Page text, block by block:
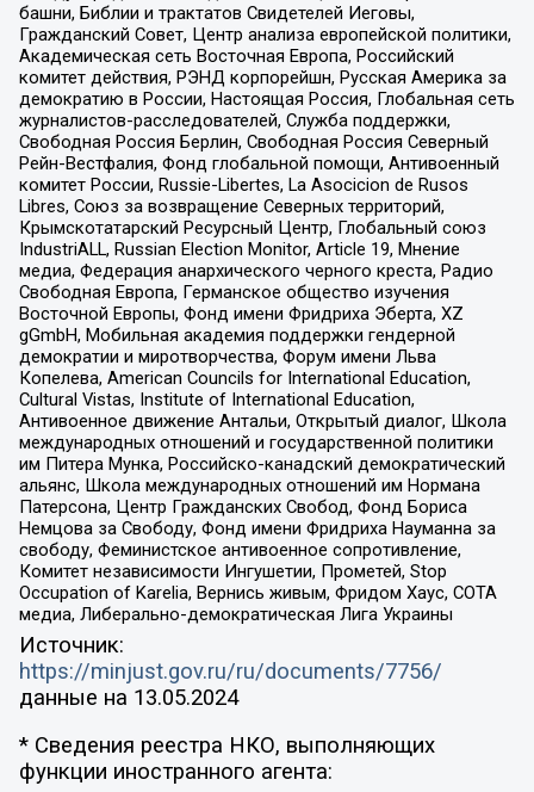
башни, Библии и трактатов Свидетелей Иеговы,
Гражданский Совет, Центр анализа европейской политики,
Академическая сеть Восточная Европа, Российский
комитет действия, РЭНД корпорейшн, Русская Америка за
демократию в России, Настоящая Россия, Глобальная сеть
журналистов-расследователей, Служба поддержки,
Свободная Россия Берлин, Свободная Россия Северный
Рейн-Вестфалия, Фонд глобальной помощи, Антивоенный
комитет России, Russie-Libertes, La Asocicion de Rusos
Libres, Союз за возвращение Северных территорий,
Крымскотатарский Ресурсный Центр, Глобальный союз
IndustriALL, Russian Election Monitor, Article 19, Мнение
медиа, Федерация анархического черного креста, Радио
Свободная Европа, Германское общество изучения
Восточной Европы, Фонд имени Фридриха Эберта, XZ
gGmbH, Мобильная академия поддержки гендерной
демократии и миротворчества, Форум имени Льва
Копелева, American Councils for International Education,
Cultural Vistas, Institute of International Education,
Антивоенное движение Антальи, Открытый диалог, Школа
международных отношений и государственной политики
им Питера Мунка, Российско-канадский демократический
альянс, Школа международных отношений им Нормана
Патерсона, Центр Гражданских Свобод, Фонд Бориса
Немцова за Свободу, Фонд имени Фридриха Науманна за
свободу, Феминистское антивоенное сопротивление,
Комитет независимости Ингушетии, Прометей, Stop
Occupation of Karelia, Вернись живым, Фридом Хаус, СОТА
медиа, Либерально-демократическая Лига Украины
Источник:
https://minjust.gov.ru/ru/documents/7756/
данные на 13.05.2024
* Сведения реестра НКО, выполняющих
функции иностранного агента: